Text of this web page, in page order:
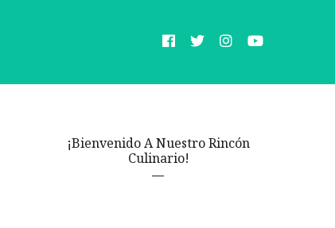
¡Bienvenido A Nuestro Rincón
Culinario!